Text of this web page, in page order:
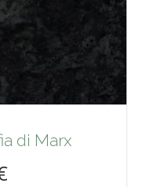
di Marx